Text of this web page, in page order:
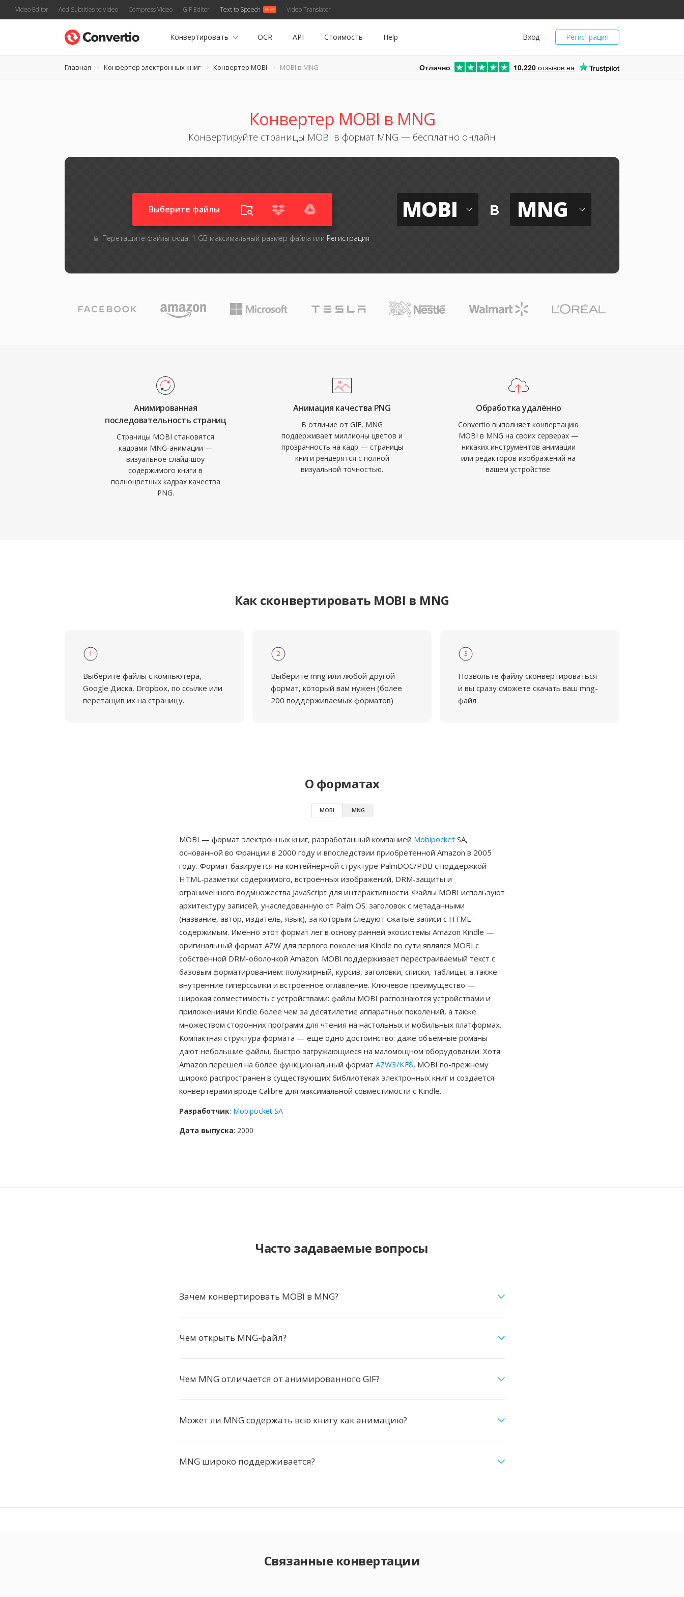
Video Editor Add Subtitles to Video Compress Video GIF Editor Text to Speech Video Translator
Регистрация
Вход
Конвертировать OCR API Стоимость Help
Главная Конвертер электронных книг Конвертер MOBI MOBI в MNG Отлично 10,220 отзывов на
Конвертер MOBI в MNG
Конвертируйте страницы MOBI в формат MNG — бесплатно онлайн
Выберите файлы
Перетащите файлы сюда. 1 GB максимальный размер файла или Регистрация
MOBI в MNG
Анимированная
последовательность страниц
Страницы MOBI становятся
кадрами MNG-анимации —
визуальное слайд-шоу
содержимого книги в
полноцветных кадрах качества
PNG.
Анимация качества PNG
В отличие от GIF, MNG
поддерживает миллионы цветов и
прозрачность на кадр — страницы
книги рендерятся с полной
визуальной точностью.
Обработка удалённо
Convertio выполняет конвертацию
MOBI в MNG на своих серверах —
никаких инструментов анимации
или редакторов изображений на
вашем устройстве.
Как сконвертировать MOBI в MNG
1
Выберите файлы с компьютера,
Google Диска, Dropbox, по ссылке или
перетащив их на страницу.
2
Выберите mng или любой другой
формат, который вам нужен (более
200 поддерживаемых форматов)
3
Позвольте файлу сконвертироваться
и вы сразу сможете скачать ваш mng-
файл
О форматах
MOBI MNG
MOBI — формат электронных книг, разработанный компанией Mobipocket SA,
основанной во Франции в 2000 году и впоследствии приобретенной Amazon в 2005
году. Формат базируется на контейнерной структуре PalmDOC/PDB с поддержкой
HTML-разметки содержимого, встроенных изображений, DRM-защиты и
ограниченного подмножества JavaScript для интерактивности. Файлы MOBI используют
архитектуру записей, унаследованную от Palm OS: заголовок с метаданными
(название, автор, издатель, язык), за которым следуют сжатые записи с HTML-
содержимым. Именно этот формат лег в основу ранней экосистемы Amazon Kindle —
оригинальный формат AZW для первого поколения Kindle по сути являлся MOBI с
собственной DRM-оболочкой Amazon. MOBI поддерживает перестраиваемый текст с
базовым форматированием: полужирный, курсив, заголовки, списки, таблицы, а также
внутренние гиперссылки и встроенное оглавление. Ключевое преимущество —
широкая совместимость с устройствами: файлы MOBI распознаются устройствами и
приложениями Kindle более чем за десятилетие аппаратных поколений, а также
множеством сторонних программ для чтения на настольных и мобильных платформах.
Компактная структура формата — еще одно достоинство: даже объемные романы
дают небольшие файлы, быстро загружающиеся на маломощном оборудовании. Хотя
Amazon перешел на более функциональный формат AZW3/KF8, MOBI по-прежнему
широко распространен в существующих библиотеках электронных книг и создается
конвертерами вроде Calibre для максимальной совместимости с Kindle.
Разработчик: Mobipocket SA
Дата выпуска: 2000
Часто задаваемые вопросы
Зачем конвертировать MOBI в MNG?
Чем открыть MNG-файл?
Чем MNG отличается от анимированного GIF?
Может ли MNG содержать всю книгу как анимацию?
MNG широко поддерживается?
Связанные конвертации